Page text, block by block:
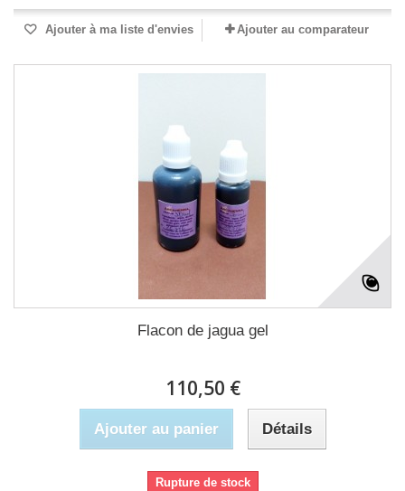
Ajouter à ma liste d'envies Ajouter au comparateur
Flacon de jagua gel
110,50 €
Ajouter au panier Détails
Rupture de stock